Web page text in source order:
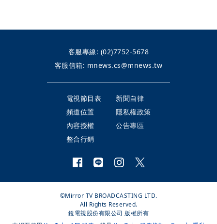
客服專線: (02)7752-5678
客服信箱: mnews.cs@mnews.tw
電視節目表
新聞自律
頻道位置
隱私權政策
內容授權
公告專區
整合行銷
©Mirror TV BROADCASTING LTD.
All Rights Reserved.
鏡電視股份有限公司 版權所有